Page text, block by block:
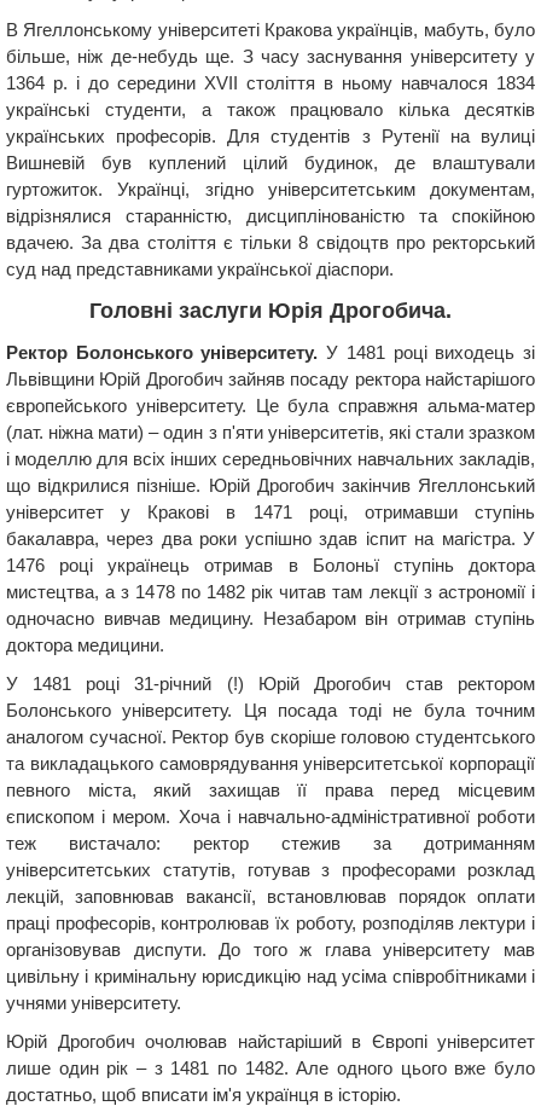
В Ягеллонському університеті Кракова українців, мабуть, було
більше, ніж де-небудь ще. З часу заснування університету у
1364 р. і до середини XVII століття в ньому навчалося 1834
українські студенти, а також працювало кілька десятків
українських професорів. Для студентів з Рутенії на вулиці
Вишневій був куплений цілий будинок, де влаштували
гуртожиток. Українці, згідно університетським документам,
відрізнялися старанністю, дисциплінованістю та спокійною
вдачею. За два століття є тільки 8 свідоцтв про ректорський
суд над представниками української діаспори.
Головні заслуги Юрія Дрогобича.
Ректор Болонського університету. У 1481 році виходець зі
Львівщини Юрій Дрогобич зайняв посаду ректора найстарішого
європейського університету. Це була справжня альма-матер
(лат. ніжна мати) – один з п'яти університетів, які стали зразком
і моделлю для всіх інших середньовічних навчальних закладів,
що відкрилися пізніше. Юрій Дрогобич закінчив Ягеллонський
університет у Кракові в 1471 році, отримавши ступінь
бакалавра, через два роки успішно здав іспит на магістра. У
1476 році українець отримав в Болоньї ступінь доктора
мистецтва, а з 1478 по 1482 рік читав там лекції з астрономії і
одночасно вивчав медицину. Незабаром він отримав ступінь
доктора медицини.
У 1481 році 31-річний (!) Юрій Дрогобич став ректором
Болонського університету. Ця посада тоді не була точним
аналогом сучасної. Ректор був скоріше головою студентського
та викладацького самоврядування університетської корпорації
певного міста, який захищав її права перед місцевим
єпископом і мером. Хоча і навчально-адміністративної роботи
теж вистачало: ректор стежив за дотриманням
університетських статутів, готував з професорами розклад
лекцій, заповнював вакансії, встановлював порядок оплати
праці професорів, контролював їх роботу, розподіляв лектури і
організовував диспути. До того ж глава університету мав
цивільну і кримінальну юрисдикцію над усіма співробітниками і
учнями університету.
Юрій Дрогобич очолював найстаріший в Європі університет
лише один рік – з 1481 по 1482. Але одного цього вже було
достатньо, щоб вписати ім'я українця в історію.